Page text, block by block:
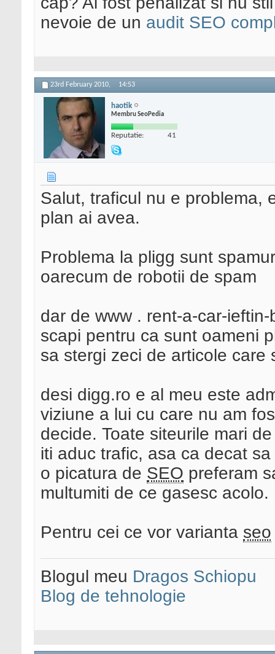
nevoie de un audit SEO
23rd February 2010, 14:53
haotik
Membru SeoPedia
Reputatie: 41
Salut, traficul nu e problema,
plan ai avea.
Problema la pligg sunt
oarecum de robotii de spam
dar de www . rent-a-car-
scapi pentru ca sunt oameni
sa stergi zeci de articole care
desi digg.ro e al meu este
viziune a lui cu care nu am
decide. Toate siteurile mari
iti aduc trafic, asa ca decat
o picatura de SEO preferam
multumiti de ce gasesc acolo.
Pentru cei ce vor varianta seo
Blogul meu Dragos Schiopu
Blog de tehnologie